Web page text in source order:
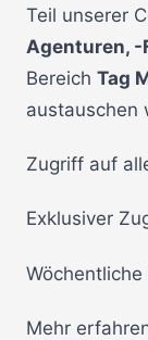
Teil unserer
Agenturen, -
Bereich Tag
austauschen
Zugriff auf
Exklusiver
Mehr